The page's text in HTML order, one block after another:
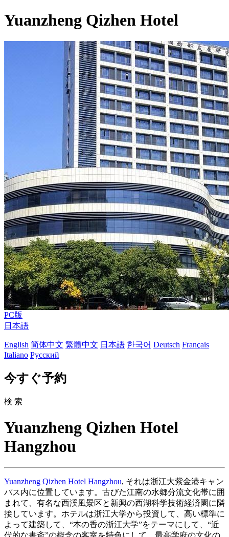
Yuanzheng Qizhen Hotel
PC版
日本語
English 简体中文 繁體中文 日本語 한국어 Deutsch Français
Italiano Русский
今すぐ予約
検 索
Yuanzheng Qizhen Hotel
Hangzhou
Yuanzheng Qizhen Hotel Hangzhou, それは浙江大紫金港キャン
パス内に位置しています。古びた江南の水郷分流文化帯に囲
まれて、有名な西渓風景区と新興の西湖科学技術経済園に隣
接しています。ホテルは浙江大学から投資して、高い標準に
よって建築して、“本の香の浙江大学”をテーマにして、“近
代的な書斎”の概念の客室を特色にして、最高学府の文化の